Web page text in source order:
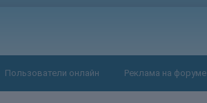
Пользователи онлайн Реклама на форуме